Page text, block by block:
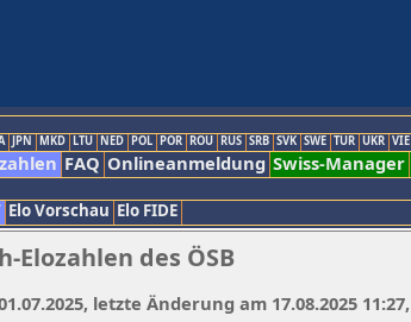
JPN MKD LTU NED POL POR ROU RUS SRB SVK SWE TUR UKR VIE
FAQ Onlineanmeldung Swiss-Manager
Elo Vorschau Elo FIDE
des ÖSB
letzte Änderung am 17.08.2025